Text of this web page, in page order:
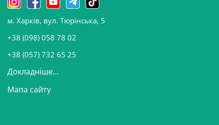
о
в
и
м. Харків, вул. Тюрінська, 5
+38 (098) 058 78 02
+38 (057) 732 65 25
Докладніше...
Мапа сайту